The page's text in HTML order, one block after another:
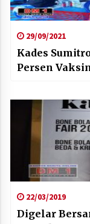
29/09/2021
Kades
Persen Vaksin
22/03/2019
Digelar